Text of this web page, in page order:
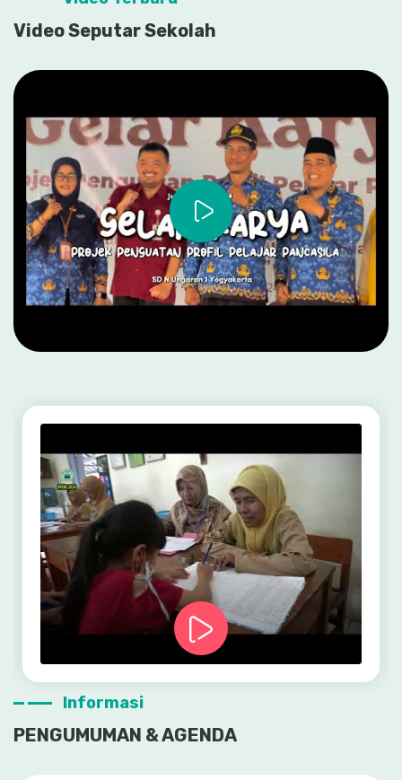
Video Seputar Sekolah
Informasi
PENGUMUMAN & AGENDA